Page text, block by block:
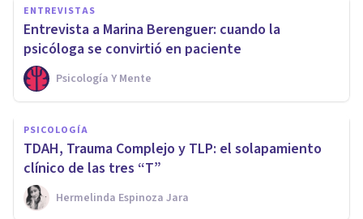
ENTREVISTAS
Entrevista a Marina Berenguer: cuando la
psicóloga se convirtió en paciente
Psicología Y Mente
PSICOLOGÍA
TDAH, Trauma Complejo y TLP: el solapamiento
clínico de las tres “T”
Hermelinda Espinoza Jara